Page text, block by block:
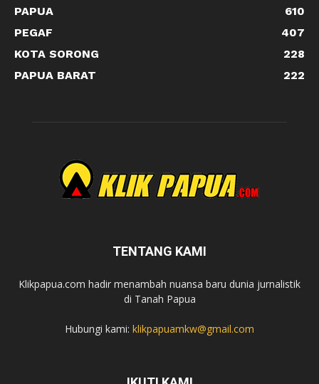
PAPUA
610
PEGAF
407
KOTA SORONG
228
PAPUA BARAT
222
TENTANG KAMI
Klikpapua.com hadir menambah nuansa baru dunia jurnalistik
di Tanah Papua
Hubungi kami: klikpapuamkw@gmail.com